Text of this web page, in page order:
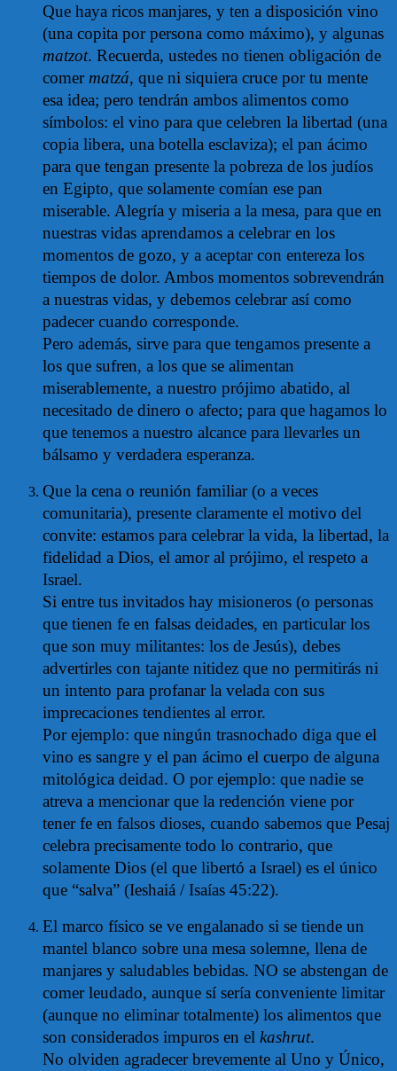
Que haya ricos manjares, y ten a disposición vino
(una copita por persona como máximo), y algunas
matzot. Recuerda, ustedes no tienen obligación de
comermatzá, que ni siquiera cruce por tu mente
esa idea; pero tendrán ambos alimentos como
símbolos: el vino para que celebren la libertad (una
copia libera, una botella esclaviza); el pan ácimo
para que tengan presente la pobreza de los judíos
en Egipto, que solamente comían ese pan
miserable. Alegría y miseria a la mesa, para que en
nuestras vidas aprendamos a celebrar en los
momentos de gozo, y a aceptar con entereza los
tiempos de dolor. Ambos momentos sobrevendrán
a nuestras vidas, y debemos celebrar así como
padecer cuando corresponde.
Pero además, sirve para que tengamos presente a
los que sufren, a los que se alimentan
miserablemente, a nuestro prójimo abatido, al
necesitado de dinero o afecto; para que hagamos lo
que tenemos a nuestro alcance para llevarles un
bálsamo y verdadera esperanza.
Que la cena o reunión familiar (o a veces
comunitaria), presente claramente el motivo del
convite: estamos para celebrar la vida, la libertad, la
fidelidad a Dios, el amor al prójimo, el respeto a
Israel.
Si entre tus invitados hay misioneros (o personas
que tienen fe en falsas deidades, en particular los
que son muy militantes: los de Jesús), debes
advertirles con tajante nitidez que no permitirás ni
un intento para profanar la velada con sus
imprecaciones tendientes al error.
Por ejemplo: que ningún trasnochado diga que el
vino es sangre y el pan ácimo el cuerpo de alguna
mitológica deidad. O por ejemplo: que nadie se
atreva a mencionar que la redención viene por
tener fe en falsos dioses, cuando sabemos que Pesaj
celebra precisamente todo lo contrario, que
solamente Dios (el que libertó a Israel) es el único
que “salva” (Ieshaiá / Isaías 45:22).
El marco físico se ve engalanado si se tiende un
mantel blanco sobre una mesa solemne, llena de
manjares y saludables bebidas. NO se abstengan de
comer leudado, aunque sí sería conveniente limitar
(aunque no eliminar totalmente) los alimentos que
son considerados impuros en el kashrut.
No olviden agradecer brevemente al Uno y Único,